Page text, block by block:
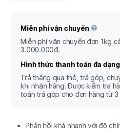
Miễn phí vận chuyển
Miễn phí vận chuyển đơn 1kg
3.000.000đ.
Hình thức thanh toán đa dạng
Trả thắng qua thẻ, trả góp,
khi nhận hàng. Được kiểm tra
toán trả góp cho đơn hàng từ 3
Phản hồi khá nhanh với độ